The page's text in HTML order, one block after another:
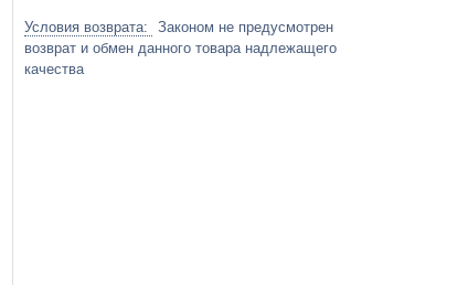
Законом не предусмотрен
возврат и обмен данного товара надлежащего
качества